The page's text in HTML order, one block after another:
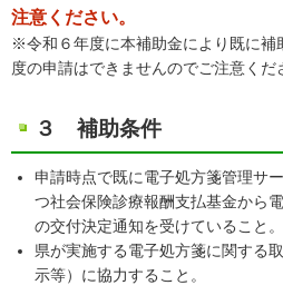
注意ください。
※令和６年度に本補助金により既に補
度の申請はできませんのでご注意くだ
３ 補助条件
申請時点で既に電子処方箋管理サ
つ社会保険診療報酬支払基金から
の交付決定通知を受けていること。
県が実施する電子処方箋に関する
示等）に協力すること。